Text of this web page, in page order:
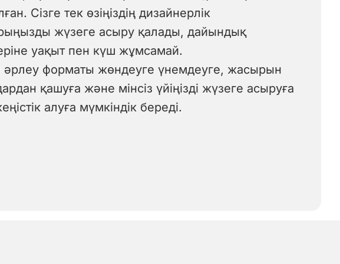
Сізге тек өзіңіздің дизайнерлік
жүзеге асыру қалады, дайындық
уақыт пен күш жұмсамай.
форматы жөндеуге үнемдеуге, жасырын
қашуға және мінсіз үйіңізді жүзеге асыруға
алуға мүмкіндік береді.